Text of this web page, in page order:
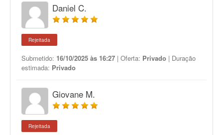
Daniel C.
Rejeitada
Submetido: 16/10/2025 às 16:27 | Oferta: Privado | Duração
estimada: Privado
Giovane M.
Rejeitada